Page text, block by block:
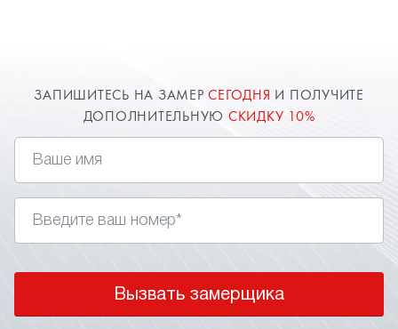
ЗАПИШИТЕСЬ НА ЗАМЕРСЕГОДНЯ И ПОЛУЧИТЕ
ДОПОЛНИТЕЛЬНУЮ СКИДКУ 10%
Вызвать замерщика